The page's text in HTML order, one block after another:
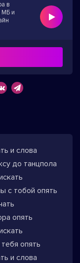
в
МБ и
и слова
до танцпола
с тобой опять
опять
опять
и слова